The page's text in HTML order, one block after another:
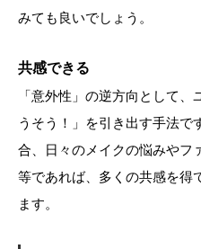
みても良いでしょう。
共感できる
「意外性」の逆方向として
うそう！」を引き出す手法で
合、日々のメイクの悩みやフ
等であれば、多くの共感を得
ます。